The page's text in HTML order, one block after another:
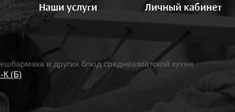
Наши услуги Личный кабинет
и других блюд среднеазиатской кухни.
К (Б)